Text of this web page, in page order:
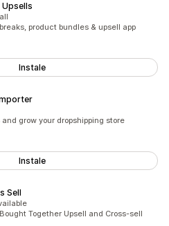
Upsells
product bundles & upsell app
Instale
grow your dropshipping store
Instale
Sell
Together Upsell and Cross-sell